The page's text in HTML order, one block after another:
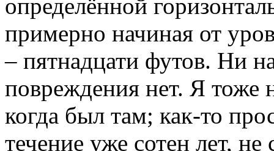
определённой
примерно начиная от
– пятнадцати футов. Ни
повреждения нет. Я тоже
когда был там; как-то
течение уже сотен лет,